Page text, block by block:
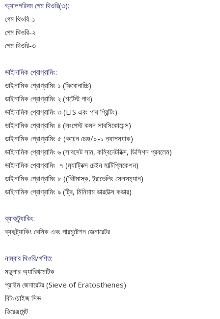
অ্যালগরিদম গেম থিওরি(৩):
গেম থিওরি-১
গেম থিওরি-২
গেম থিওরি-৩
ডাইনামিক প্রোগ্রামিং:
ডাইনামিক প্রোগ্রামিং ১ (ফিবোনাচ্চি)
ডাইনামিক প্রোগ্রামিং ২ (শর্টেস্ট পাথ)
ডাইনামিক প্রোগ্রামিং ৩ (LIS এবং পাথ প্রিন্টিং)
ডাইনামিক প্রোগ্রামিং ৪ (লংগেস্ট কমন সাবসিকোয়েন্স)
ডাইনামিক প্রোগ্রামিং ৫ (কয়েন চেঞ্জ/০-১ ন‍্যাপস‍্যাক)
ডাইনামিক প্রোগ্রামিং ৬ (সাবসেট সাম, কম্বিনেটরিক্স, ডিসিশন প্রবলেম)
ডাইনামিক প্রোগ্রামিং ৭ (ম‍্যাট্রিক্স চেইন মাল্টিপ্লিকেশন)
ডাইনামিক প্রোগ্রামিং ৮ ((বিটমাস্ক, ট্রাভেলিং সেলসম‍্যান)
ডাইনামিক প্রোগ্রামিং ৯ (ট্রি, মিনিমাম ভারটেক্স কভার)
ব্যাকট্র্যাকিং:
ব্যকট্র্যাকিং বেসিক এবং পারমুটেশন জেনারেটর
নাম্বার থিওরি/গণিত:
মডুলার অ্যারিথমেটিক
প্রাইম জেনারেটর (Sieve of Eratosthenes)
বিটওয়াইজ সিভ
ডিরেঞ্জমেন্ট